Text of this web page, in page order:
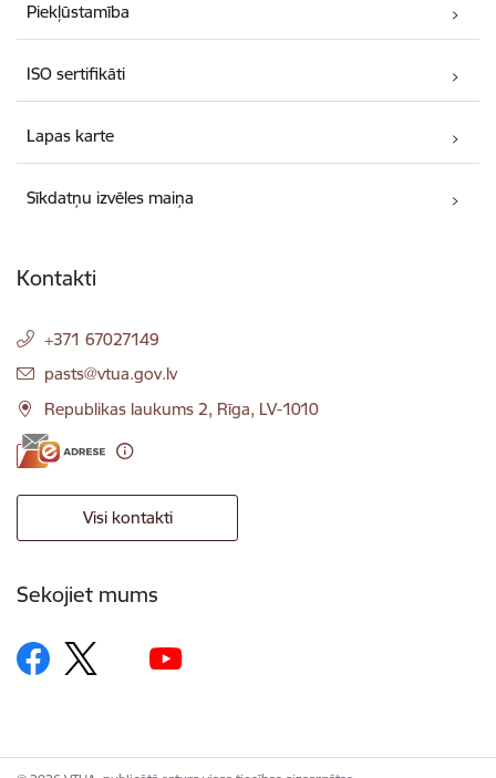
Piekļūstamība
ISO sertifikāti
Lapas karte
Sīkdatņu izvēles maiņa
Kontakti
+371 67027149
E-pasts:
pasts@vtua.gov.lv
Republikas laukums 2, Rīga, LV-1010
Visi kontakti
Sekojiet mums